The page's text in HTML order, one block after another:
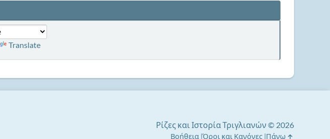
Translate
Ρίζες και Ιστορία Τριγλιανών © 2026
Βοήθεια Όροι και Κανόνες Πάνω